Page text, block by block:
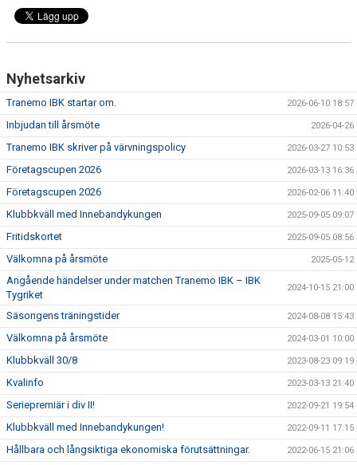
Nyhetsarkiv
Tranemo IBK startar om. 2026-06-10 18:57
Inbjudan till årsmöte 2026-04-26
Tranemo IBK skriver på värvningspolicy 2026-03-27 10:53
Företagscupen 2026 2026-03-13 16:36
Företagscupen 2026 2026-02-06 11:40
Klubbkväll med Innebandykungen 2025-09-05 09:07
Fritidskortet 2025-09-05 08:56
Välkomna på årsmöte 2025-05-12
Angående händelser under matchen Tranemo IBK – IBK
Tygriket
2024-10-15 21:00
Säsongens träningstider 2024-08-08 15:43
Välkomna på årsmöte 2024-03-01 10:00
Klubbkväll 30/8 2023-08-23 09:19
Kvalinfo 2023-03-13 21:40
Seriepremiär i div II! 2022-09-21 19:54
Klubbkväll med Innebandykungen! 2022-09-11 17:15
Hållbara och långsiktiga ekonomiska förutsättningar. 2022-06-15 21:06